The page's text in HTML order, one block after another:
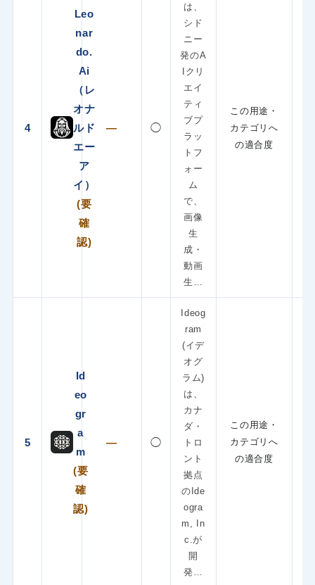
4
Leo
nar
do.
Ai
（レ
オナ
ルド
エー
ア
イ）
(要
確
認)
— ◯
は、
シド
ニー
発のA
Iクリ
エイ
ティ
ブプ
ラッ
トフ
ォー
ム
で、
画像
生
成・
動画
生…
この用途・
カテゴリへ
の適合度
5
Id
eo
gr
a
m
(要
確
認)
— ◯
Ideog
ram
(イデ
オグ
ラム)
は、
カナ
ダ・
トロ
ント
拠点
のIde
ogra
m, In
c.が
開
発…
この用途・
カテゴリへ
の適合度